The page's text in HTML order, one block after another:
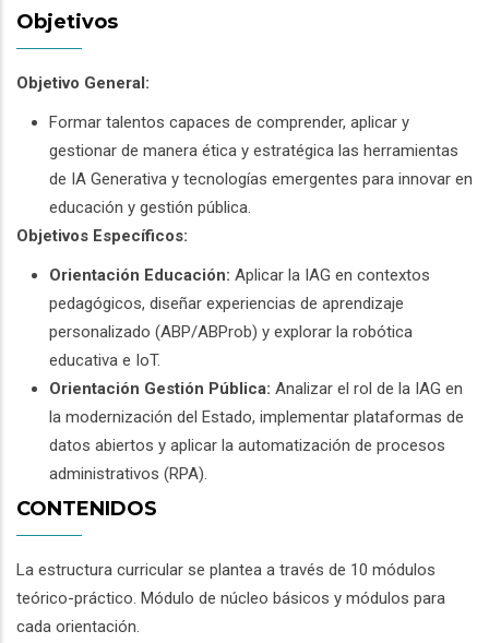
Objetivos
Objetivo General:
Formar talentos capaces de comprender, aplicar y
gestionar de manera ética y estratégica las herramientas
de IA Generativa y tecnologías emergentes para innovar en
educación y gestión pública.
Objetivos Específicos:
Orientación Educación: Aplicar la IAG en contextos
pedagógicos, diseñar experiencias de aprendizaje
personalizado (ABP/ABProb) y explorar la robótica
educativa e IoT.
Orientación Gestión Pública: Analizar el rol de la IAG en
la modernización del Estado, implementar plataformas de
datos abiertos y aplicar la automatización de procesos
administrativos (RPA).
CONTENIDOS
La estructura curricular se plantea a través de 10 módulos
teórico-práctico. Módulo de núcleo básicos y módulos para
cada orientación.